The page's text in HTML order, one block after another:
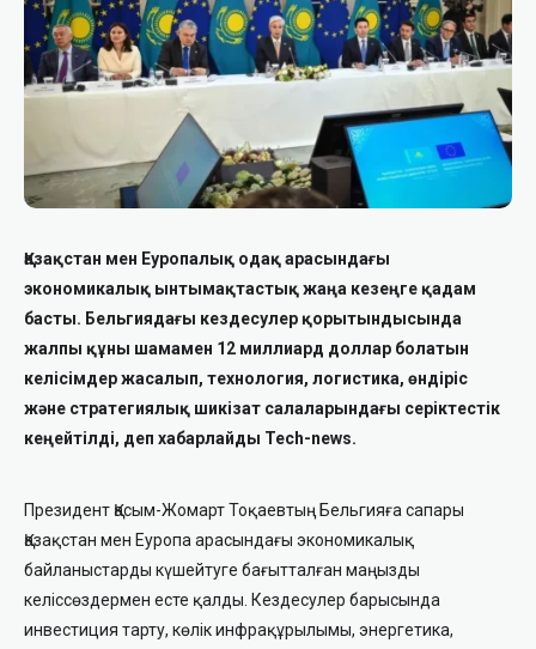
Қазақстан мен Еуропалық одақ арасындағы
экономикалық ынтымақтастық жаңа кезеңге қадам
басты. Бельгиядағы кездесулер қорытындысында
жалпы құны шамамен 12 миллиард доллар болатын
келісімдер жасалып, технология, логистика, өндіріс
және стратегиялық шикізат салаларындағы серіктестік
кеңейтілді, деп хабарлайды Tech-news.
Президент Қасым-Жомарт Тоқаевтың Бельгияға сапары
Қазақстан мен Еуропа арасындағы экономикалық
байланыстарды күшейтуге бағытталған маңызды
келіссөздермен есте қалды. Кездесулер барысында
инвестиция тарту, көлік инфрақұрылымы, энергетика,